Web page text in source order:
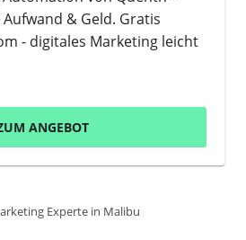
& Geld. Gratis
- digitales Marketing leicht
ANGEBOT
Experte in Malibu